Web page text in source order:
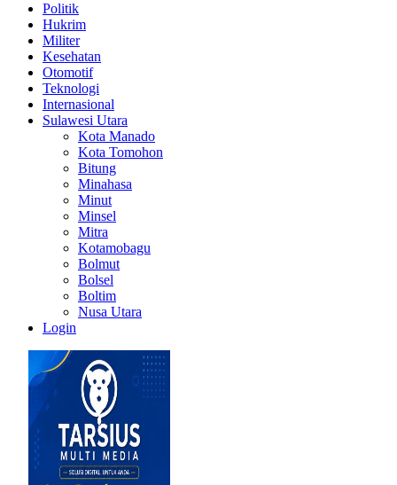
Politik
Hukrim
Militer
Kesehatan
Otomotif
Teknologi
Internasional
Sulawesi Utara
Kota Manado
Kota Tomohon
Bitung
Minahasa
Minut
Minsel
Mitra
Kotamobagu
Bolmut
Bolsel
Boltim
Nusa Utara
Login